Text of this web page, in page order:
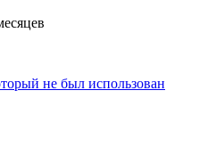
не был использован